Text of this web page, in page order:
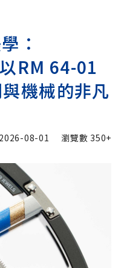
：
RM 64-01
機械的非凡
2026-08-01 瀏覽數 350+